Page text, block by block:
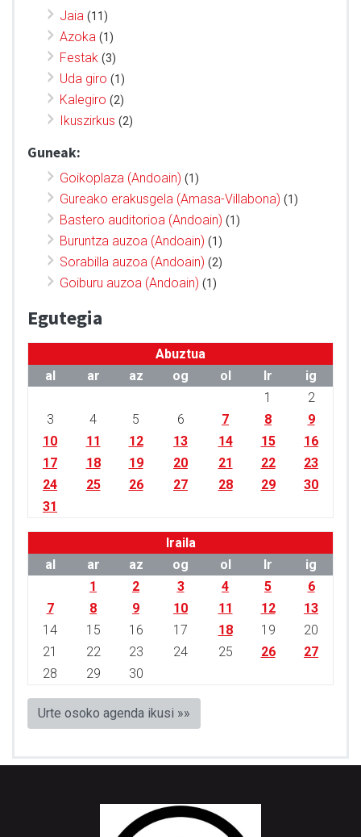
Jaia (11)
Azoka (1)
Festak (3)
Uda giro (1)
Kalegiro (2)
Ikuszirkus (2)
Guneak:
Goikoplaza (Andoain) (1)
Gureako erakusgela (Amasa-Villabona) (1)
Bastero auditorioa (Andoain) (1)
Buruntza auzoa (Andoain) (1)
Sorabilla auzoa (Andoain) (2)
Goiburu auzoa (Andoain) (1)
Egutegia
Abuztua
al
ar az og ol lr
ig
1
2
3
4 5 6 7 8
9
10
11 12 13 14 15
16
17
18 19 20 21 22
23
24
25 26 27 28 29
30
31
Iraila
al
ar az og ol lr
ig
1
2 3 4 5
6
7
8 9 10 11 12
13
14
15 16 17 18 19
20
21
22 23 24 25 26
27
28
29 30
Urte osoko agenda ikusi »»